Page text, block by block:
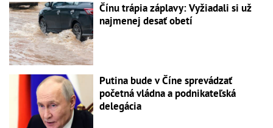
Čínu trápia záplavy: Vyžiadali si už
najmenej desať obetí
Putina bude v Číne sprevádzať
početná vládna a podnikateľská
delegácia